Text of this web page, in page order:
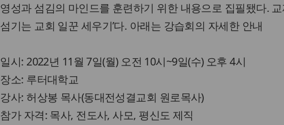
영성과 섬김의 마인드를 훈련하기 위한 내용으로 집필됐다.
섬기는 교회 일꾼 세우기’다. 아래는 강습회의 자세한 안내
일시: 2022년 11월 7일(월) 오전 10시~9일(수) 오후 4시
장소: 루터대학교
강사: 허상봉 목사(동대전성결교회 원로목사)
참가 자격: 목사, 전도사, 사모, 평신도 제직